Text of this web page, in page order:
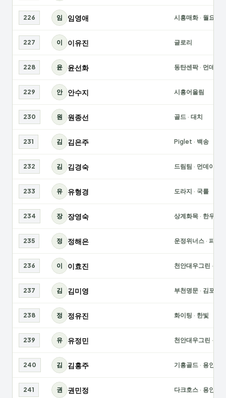
226 임 임영애 시흥매화· 월요
227 이 이유진 글로리
228 윤 윤선화 동탄센팍· 먼데이
229 안 안수지 시흥어울림
230 원 원종선 골드 · 대치
231 김 김은주 Piglet · 백송
232 김 김경숙 드림팀 · 먼데이
233 유 유형경 도라지 · 국룰
234 장 장영숙 상계화목 · 한우리
235 정 정해은 운정위너스 · 파주
236 이 이효진 천안대우그린 ·
237 김 김미영 부천명문 · 김포연
238 정 정유진 화이팅 · 한빛
239 유 유정민 천안대우그린 ·
240 김 김홍주 기흥골드 · 용인위
241 권 권민정 다크호스 · 용인동